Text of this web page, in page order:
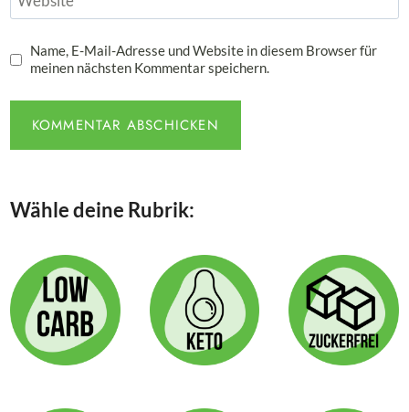
Name, E-Mail-Adresse und Website in diesem Browser für
meinen nächsten Kommentar speichern.
Wähle deine Rubrik: